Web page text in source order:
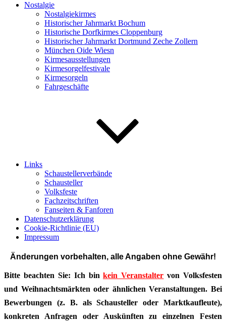
Nostalgie
Nostalgiekirmes
Historischer Jahrmarkt Bochum
Historische Dorfkirmes Cloppenburg
Historischer Jahrmarkt Dortmund Zeche Zollern
München Oide Wiesn
Kirmesausstellungen
Kirmesorgelfestivale
Kirmesorgeln
Fahrgeschäfte
Links
Schaustellerverbände
Schausteller
Volksfeste
Fachzeitschriften
Fanseiten & Fanforen
Datenschutzerklärung
Cookie-Richtlinie (EU)
Impressum
Änderungen vorbehalten, alle Angaben ohne Gewähr!
Bitte beachten Sie: Ich binkein Veranstalter von Volksfesten
und Weihnachtsmärkten oder ähnlichen Veranstaltungen. Bei
Bewerbungen (z. B. als Schausteller oder Marktkaufleute),
konkreten Anfragen oder Auskünften zu einzelnen Festen